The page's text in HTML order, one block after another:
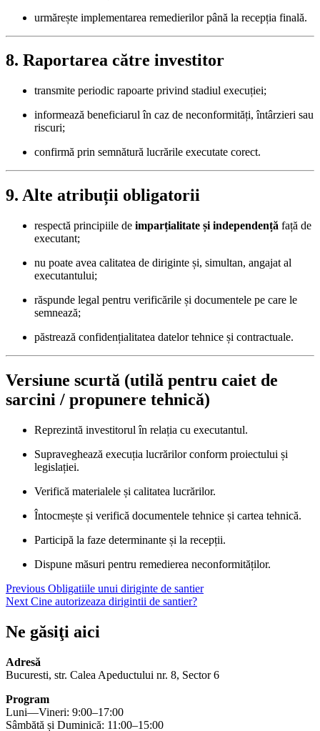
urmărește implementarea remedierilor până la recepția finală.
8. Raportarea către investitor
transmite periodic rapoarte privind stadiul execuției;
informează beneficiarul în caz de neconformități, întârzieri sau
riscuri;
confirmă prin semnătură lucrările executate corect.
9. Alte atribuții obligatorii
respectă principiile de imparțialitate și independență față de
executant;
nu poate avea calitatea de diriginte și, simultan, angajat al
executantului;
răspunde legal pentru verificările și documentele pe care le
semnează;
păstrează confidențialitatea datelor tehnice și contractuale.
Versiune scurtă (utilă pentru caiet de
sarcini / propunere tehnică)
Reprezintă investitorul în relația cu executantul.
Supraveghează execuția lucrărilor conform proiectului și
legislației.
Verifică materialele și calitatea lucrărilor.
Întocmește și verifică documentele tehnice și cartea tehnică.
Participă la faze determinante și la recepții.
Dispune măsuri pentru remedierea neconformităților.
Navigare
în
articole
Previous Previous
post:
Obligatiile unui diriginte de santier
Next Next
Cine autorizeaza dirigintii de santier?
Ne găsiţi aici
Adresă
Bucuresti, str. Calea Apeductului nr. 8, Sector 6
Program
Luni—Vineri: 9:00–17:00
Sâmbătă și Duminică: 11:00–15:00